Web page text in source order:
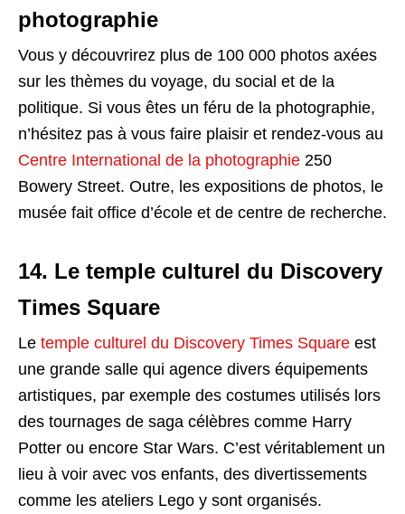
photographie
Vous y découvrirez plus de 100 000 photos axées
sur les thèmes du voyage, du social et de la
politique. Si vous êtes un féru de la photographie,
n’hésitez pas à vous faire plaisir et rendez-vous au
Centre International de la photographie 250
Bowery Street. Outre, les expositions de photos, le
musée fait office d’école et de centre de recherche.
14. Le temple culturel du Discovery
Times Square
Le temple culturel du Discovery Times Square est
une grande salle qui agence divers équipements
artistiques, par exemple des costumes utilisés lors
des tournages de saga célèbres comme Harry
Potter ou encore Star Wars. C’est véritablement un
lieu à voir avec vos enfants, des divertissements
comme les ateliers Lego y sont organisés.